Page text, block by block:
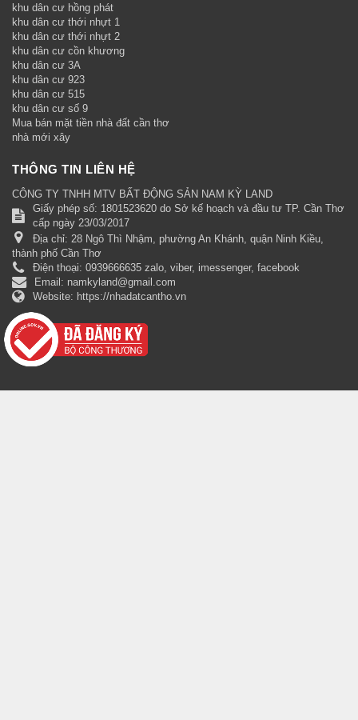
khu dân cư hồng phát
khu dân cư thới nhựt 1
khu dân cư thới nhựt 2
khu dân cư cồn khương
khu dân cư 3A
khu dân cư 923
khu dân cư 515
khu dân cư số 9
Mua bán mặt tiền nhà đất cần thơ
nhà mới xây
THÔNG TIN LIÊN HỆ
CÔNG TY TNHH MTV BẤT ĐỘNG SẢN NAM KỲ LAND
Giấy phép số: 1801523620 do Sở kế hoạch và đầu tư TP. Cần Thơ
cấp ngày 23/03/2017
Địa chỉ: 28 Ngô Thì Nhậm, phường An Khánh, quận Ninh Kiều,
thành phố Cần Thơ
Điện thoại: 0939666635 zalo, viber, imessenger, facebook
Email: namkyland@gmail.com
Website: https://nhadatcantho.vn